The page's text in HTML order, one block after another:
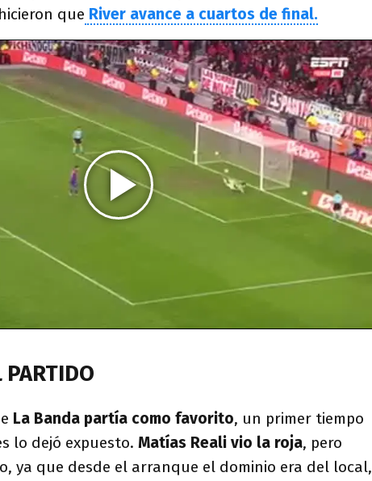
que River avance a cuartos de final.
PARTIDO
La Banda partía como favorito, un primer tiempo
lo dejó expuesto. Matías Reali vio la roja, pero
ya que desde el arranque el dominio era del local,